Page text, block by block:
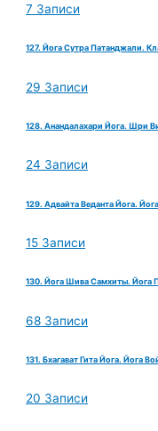
7 Записи
127. Йога Сутра Патанджали.
29 Записи
128. Анандалахари Йога. Шри
24 Записи
129. Адвайта Веданта Йога.
15 Записи
130. Йога Шива Самхиты. Йога
68 Записи
131. Бхагават Гита Йога. Йога
20 Записи